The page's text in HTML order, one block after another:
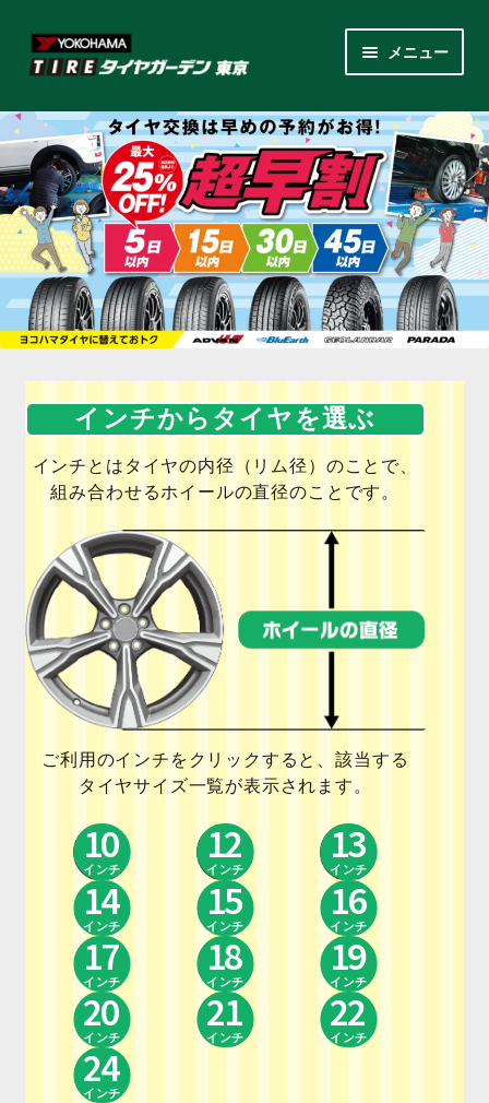
ナ
ビ
ー
シ
ョ
ン
へ
ス
キ
ッ
プ
コ
ン
ン
ツ
へ
ス
キ
ッ
プ
メニュー
各商品カテゴリー
ブ
メ
ニ
ュ
ー
を
展
開
LINEクーポンでもっとお得
レンタルスタッドレス
店舗紹介
サ
ブ
メ
ュ
ー
会社案内
サ
展
お見積り・お問い合わせ
採用情報
インチからタイヤを選ぶ
インチとはタイヤの内径（リム径）のことで、
組み合わせるホイールの直径のことです。
ご利用のインチをクリックすると、該当する
タイヤサイズ一覧が表示されます。
10
インチ
12
インチ
13
インチ
14
インチ
15
インチ
16
インチ
17
インチ
18
インチ
19
インチ
20
インチ
21
インチ
22
インチ
24
インチ